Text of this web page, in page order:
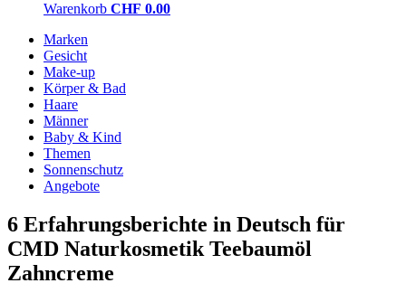
Warenkorb CHF 0.00
Marken
Gesicht
Make-up
Körper & Bad
Haare
Männer
Baby & Kind
Themen
Sonnenschutz
Angebote
6 Erfahrungsberichte in Deutsch für
CMD Naturkosmetik Teebaumöl
Zahncreme